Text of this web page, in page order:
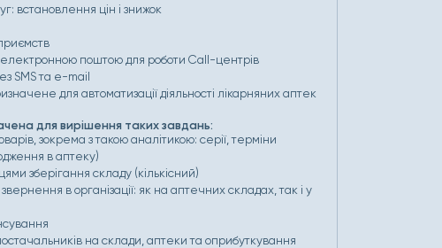
встановлення цін і знижок
електронною поштою для роботи Call-центрів
SMS та e-mail
для автоматизації діяльності лікарняних аптек
для вирішення таких завдань:
зокрема з такою аналітикою: серії, терміни
в аптеку)
зберігання складу (кількісний)
в організації: як на аптечних складах, так і у
на склади, аптеки та оприбуткування